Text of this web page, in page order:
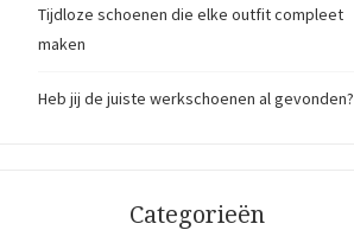
Tijdloze schoenen die elke outfit compleet
maken
Heb jij de juiste werkschoenen al gevonden?
Categorieën